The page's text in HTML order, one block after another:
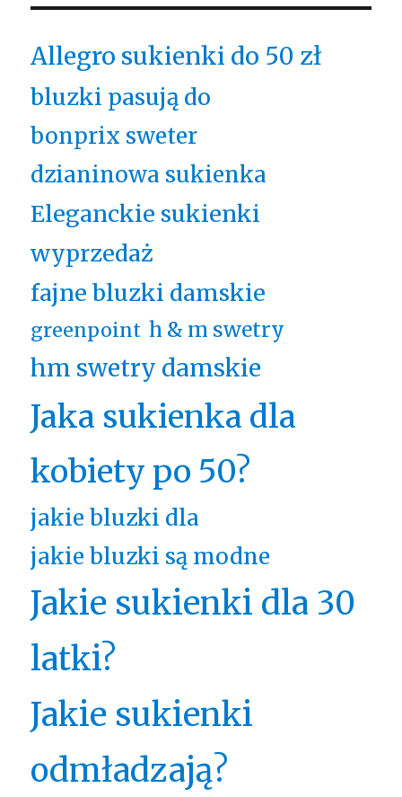
Allegro sukienki do 50 zł
bluzki pasują do
bonprix sweter
dzianinowa sukienka
Eleganckie sukienki
wyprzedaż
fajne bluzki damskie
greenpoint h & m swetry
hm swetry damskie
Jaka sukienka dla
kobiety po 50?
jakie bluzki dla
jakie bluzki są modne
Jakie sukienki dla 30
latki?
Jakie sukienki
odmładzają?